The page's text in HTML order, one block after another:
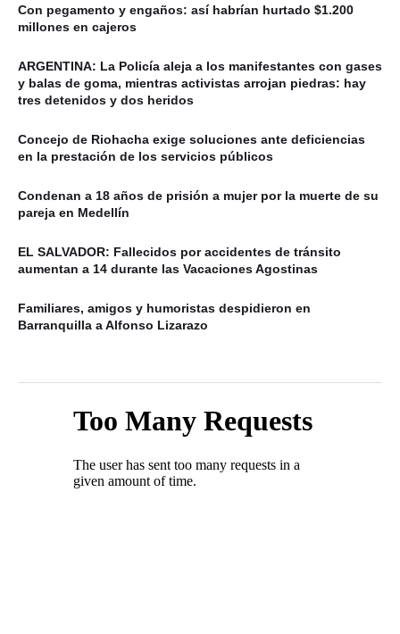
Con pegamento y engaños: así habrían hurtado $1.200
millones en cajeros
ARGENTINA: La Policía aleja a los manifestantes con gases
y balas de goma, mientras activistas arrojan piedras: hay
tres detenidos y dos heridos
Concejo de Riohacha exige soluciones ante deficiencias
en la prestación de los servicios públicos
Condenan a 18 años de prisión a mujer por la muerte de su
pareja en Medellín
EL SALVADOR: Fallecidos por accidentes de tránsito
aumentan a 14 durante las Vacaciones Agostinas
Familiares, amigos y humoristas despidieron en
Barranquilla a Alfonso Lizarazo